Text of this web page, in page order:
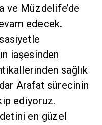
ve Müzdelife’de
edecek.
iaşesinden
sağlık
Arafat sürecinin
ediyoruz.
en güzel